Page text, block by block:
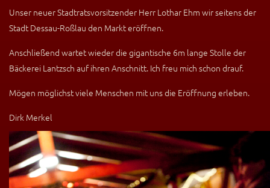
Unser neuer Stadtratsvorsitzender Herr Lothar Ehm wir seitens der
Stadt Dessau-Roßlau den Markt eröffnen.
Anschließend wartet wieder die gigantische 6m lange Stolle der
Bäckerei Lantzsch auf ihren Anschnitt. Ich freu mich schon drauf.
Mögen möglichst viele Menschen mit uns die Eröffnung erleben.
Dirk Merkel